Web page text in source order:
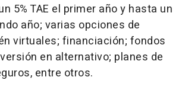
5% TAE el primer año y hasta un
año; varias opciones de
virtuales; financiación; fondos
en alternativo; planes de
entre otros.